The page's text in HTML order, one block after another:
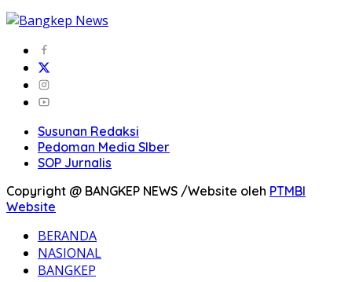
Susunan Redaksi
Pedoman Media SIber
SOP Jurnalis
Copyright @ BANGKEP NEWS /Website oleh PTMBI
Website
BERANDA
NASIONAL
BANGKEP